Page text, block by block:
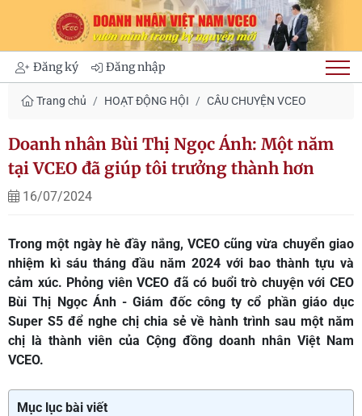
Đăng ký Đăng nhập
Trang chủ HOẠT ĐỘNG HỘI CÂU CHUYỆN VCEO
Doanh nhân Bùi Thị Ngọc Ánh: Một năm
tại VCEO đã giúp tôi trưởng thành hơn
16/07/2024
Trong một ngày hè đầy nắng, VCEO cũng vừa chuyển giao
nhiệm kì sáu tháng đầu năm 2024 với bao thành tựu và
cảm xúc. Phỏng viên VCEO đã có buổi trò chuyện với CEO
Bùi Thị Ngọc Ánh - Giám đốc công ty cổ phần giáo dục
Super S5 để nghe chị chia sẻ về hành trình sau một năm
chị là thành viên của Cộng đồng doanh nhân Việt Nam
VCEO.
Mục lục bài viết